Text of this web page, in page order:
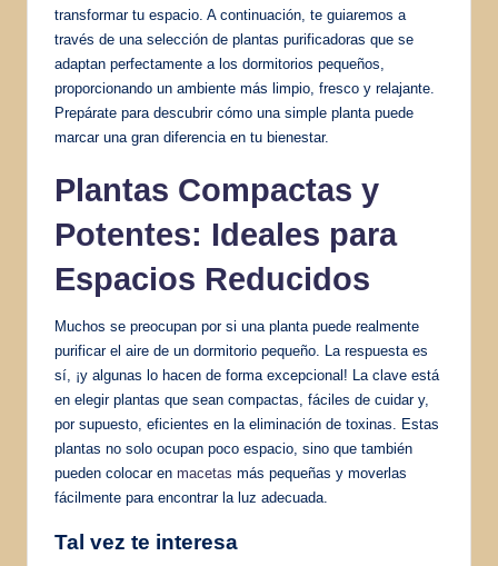
transformar tu espacio. A continuación, te guiaremos a
través de una selección de plantas purificadoras que se
adaptan perfectamente a los dormitorios pequeños,
proporcionando un ambiente más limpio, fresco y relajante.
Prepárate para descubrir cómo una simple planta puede
marcar una gran diferencia en tu bienestar.
Plantas Compactas y
Potentes: Ideales para
Espacios Reducidos
Muchos se preocupan por si una planta puede realmente
purificar el aire de un dormitorio pequeño. La respuesta es
sí, ¡y algunas lo hacen de forma excepcional! La clave está
en elegir plantas que sean compactas, fáciles de cuidar y,
por supuesto, eficientes en la eliminación de toxinas. Estas
plantas no solo ocupan poco espacio, sino que también
pueden colocar en macetas más pequeñas y moverlas
fácilmente para encontrar la luz adecuada.
Tal vez te interesa